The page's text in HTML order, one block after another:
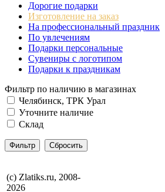
Дорогие подарки
Изготовление на заказ
На профессиональный праздник
По увлечениям
Подарки персональные
Сувениры с логотипом
Подарки к праздникам
Фильтр по наличию в магазинах
Челябинск, ТРК Урал
Уточните наличие
Склад
(с) Zlatiks.ru, 2008-
2026